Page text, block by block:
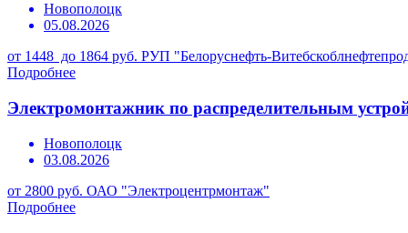
Новополоцк
05.08.2026
от 1448 до 1864 руб. РУП "Белоруснефть-
Подробнее
Электромонтажник по распределительным
Новополоцк
03.08.2026
от 2800 руб. ОАО "Электроцентрмонтаж"
Подробнее